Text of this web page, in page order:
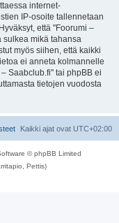
internet-
IP-osoite tallennetaan
että "Foorumi –
sulkea mikä tahansa
myös siihen, että kaikki
ei anneta kolmannelle
Saabclub.fi" tai phpBB ei
tietojen vuodosta
Kaikki ajat ovat UTC+02:00
© phpBB Limited
Pettis)